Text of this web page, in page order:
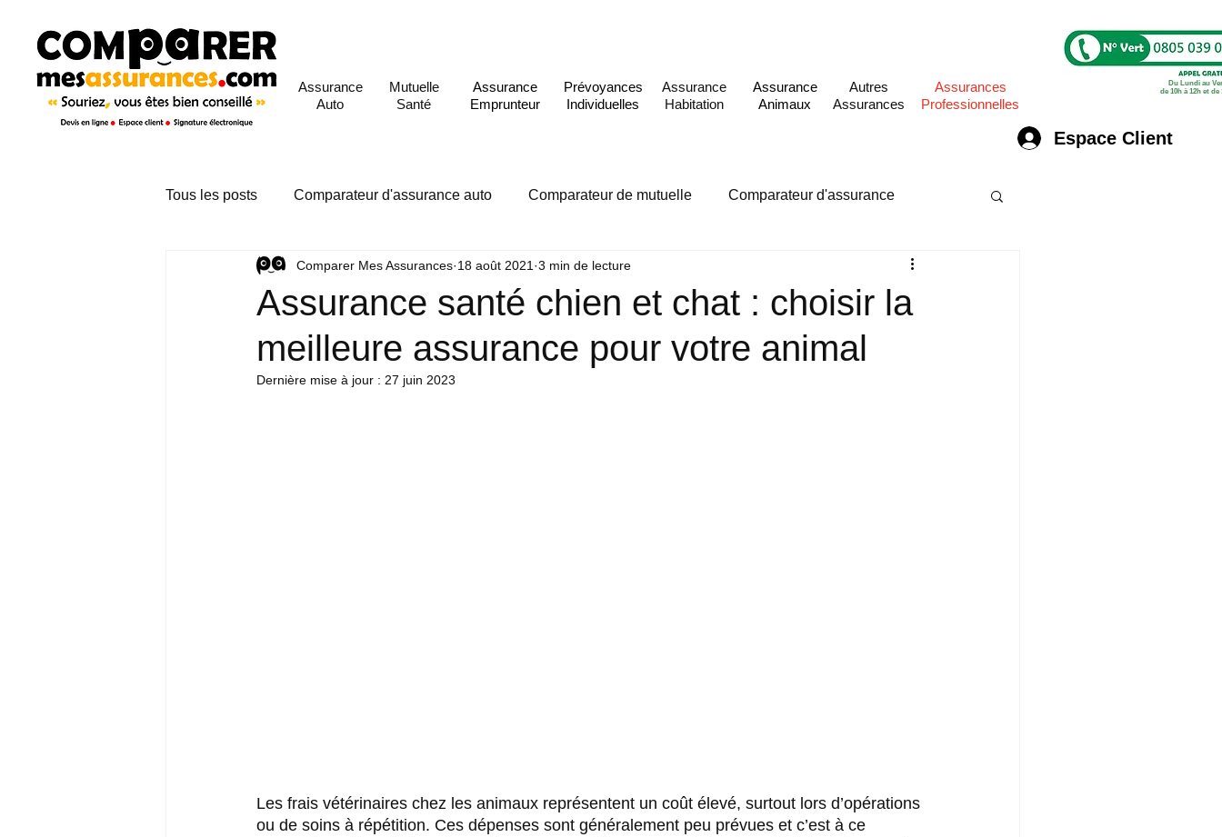
Assurance
Habitation
Assurance
Auto
Assurance
Emprunteur
Prévoyances
Individuelles
Assurances
Professionnelles
Autres
Assurances
Mutuelle
Santé
Assurance
Animaux
Du Lundi au
de 10h à 12h et de
Espace Client
Tous les posts Comparateur d'assurance auto Comparateur de mutuelle Comparateur d'assurance
Comparateur assurance emprunteur Comparateur assurance habitation
Assurance santé chien et chat : choisir la
meilleure assurance pour votre animal
Comparer Mes Assurances 18 août 2021 3 min de lecture
Dernière mise à jour : 27 juin 2023
Les frais vétérinaires chez les animaux représentent un coût élevé, surtout lors d’opérations
ou de soins à répétition. Ces dépenses sont généralement peu prévues et c’est à ce